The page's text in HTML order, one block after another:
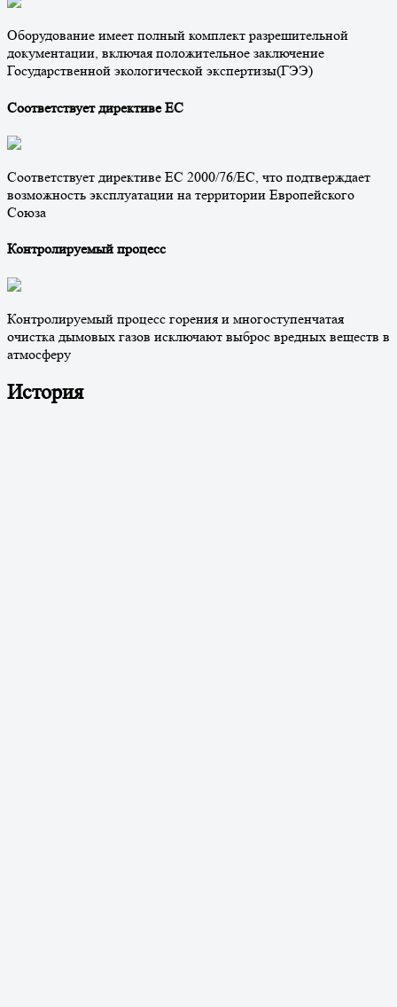
Оборудование имеет полный комплект разрешительной
документации, включая положительное заключение
Государственной экологической экспертизы(ГЭЭ)
Соответствует директиве ЕС
Соответствует директиве ЕС 2000/76/EC, что подтверждает
возможность эксплуатации на территории Европейского
Союза
Контролируемый процесс
Контролируемый процесс горения и многоступенчатая
очистка дымовых газов исключают выброс вредных веществ в
атмосферу
История